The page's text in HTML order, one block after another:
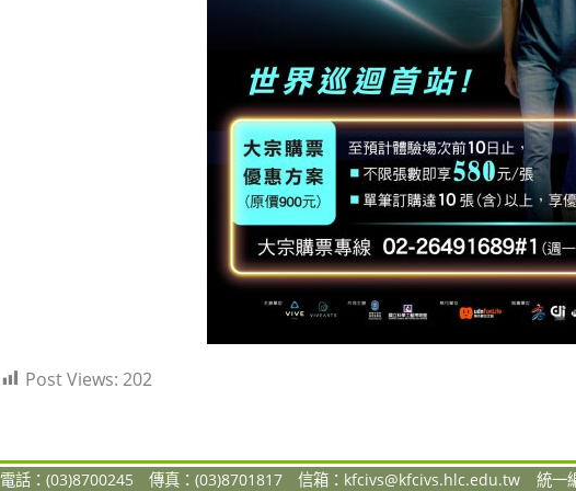
Post Views: 202
電話：(03)8700245 傳真：(03)8701817 信箱： kfcivs@kfcivs.hlc.edu.tw 統一